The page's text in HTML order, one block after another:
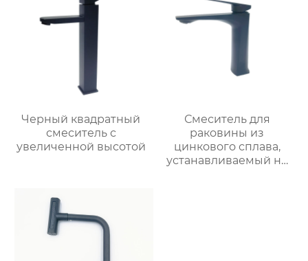
Черный квадратный
смеситель с
увеличенной высотой
Смеситель для
раковины из
цинкового сплава,
устанавливаемый на